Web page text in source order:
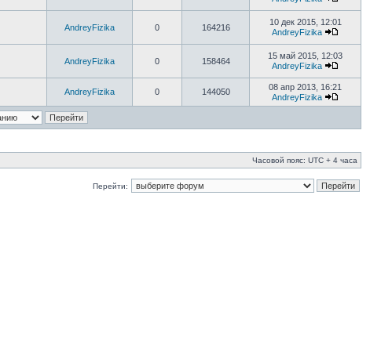
AndreyFizika 0 164216
10 дек 2015, 12:01
AndreyFizika
AndreyFizika 0 158464
15 май 2015, 12:03
AndreyFizika
AndreyFizika 0 144050
08 апр 2013, 16:21
AndreyFizika
Часовой пояс: UTC + 4 часа
Перейти: